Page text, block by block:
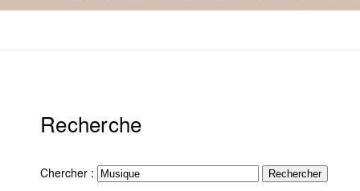
Recherche
Chercher :